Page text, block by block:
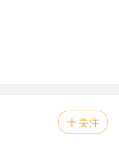
 关注